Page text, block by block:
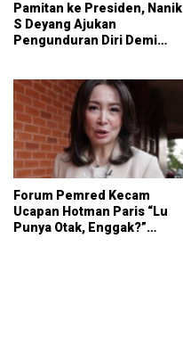
Pamitan ke Presiden, Nanik
S Deyang Ajukan
Pengunduran Diri Demi
Forum Pemred Kecam
Ucapan Hotman Paris “Lu
Punya Otak, Enggak?”